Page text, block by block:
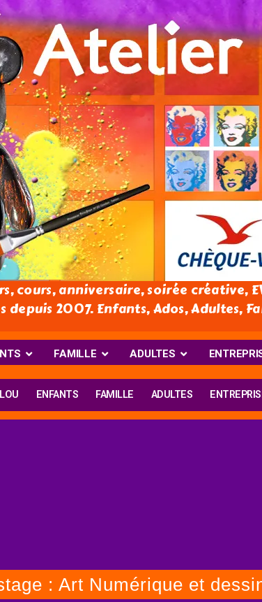
cours, anniversaire, soirée créative,
2007. Enfants, Ados, Adultes,
FAMILLE ADULTES
ENFANTS FAMILLE ADULTES
: Art Numérique et